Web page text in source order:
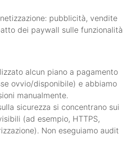
pubblicità, vendite
dei paywall sulle funzionalità
alcun piano a pagamento
ovvio/disponibile) e abbiamo
manualmente.
sicurezza si concentrano sui
(ad esempio, HTTPS,
Non eseguiamo audit